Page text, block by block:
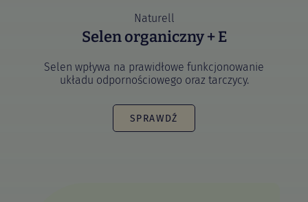
Naturell
Selen organiczny + E
Selen wpływa na prawidłowe funkcjonowanie
układu odpornościowego oraz tarczycy.
SPRAWDŹ